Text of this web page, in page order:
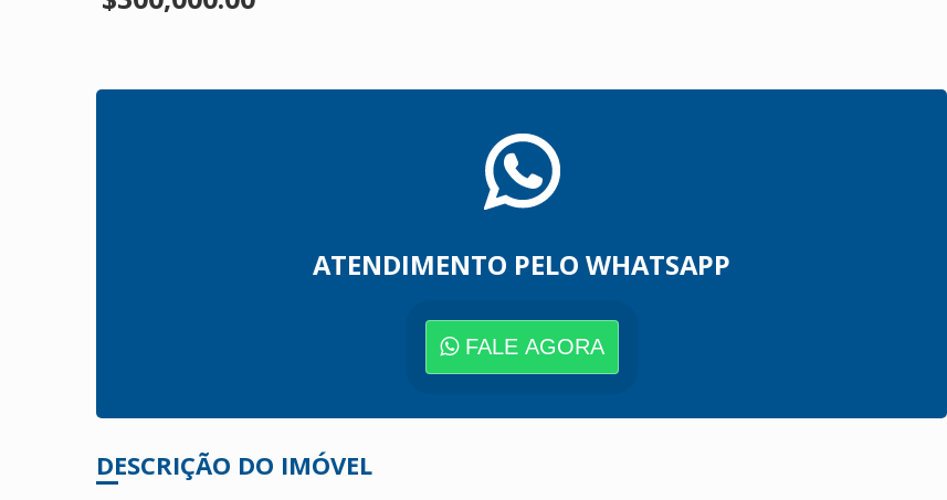
ATENDIMENTO PELO WHATSAPP
FALE AGORA
DESCRIÇÃO DO IMÓVEL